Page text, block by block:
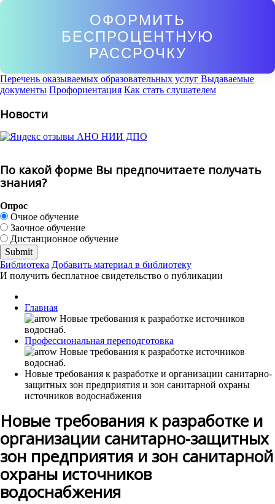
ОФОРМИТЬ
БЕСПРОЦЕНТНУЮ
РАССРОЧКУ
Перечень оказываемых образовательных услуг Выдаваемые
документы Профориентация Как стать слушателем
Новости
По какой форме Вы предпочитаете получать
знания?
Опрос
Очное обучение
Заочное обучение
Дистанционное обучение
Библиотека Добавить материал в библиотеку
И получить бесплатное свидетельство о публикации
Главная
Профессиональная переподготовка
Новые требования к разработке и организации санитарно-
защитных зон предприятия и зон санитарной охраны
источников водоснабжения
Новые требования к разработке и
организации санитарно-защитных
зон предприятия и зон санитарной
охраны источников
водоснабжения